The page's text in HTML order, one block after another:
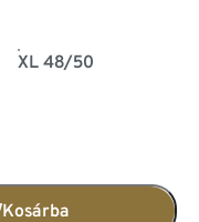
XL 48/50
Kosárba